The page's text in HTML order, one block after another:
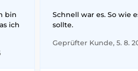
bin
ich
Schnell war es. So wie
sollte.
Geprüfter Kunde, 5. 8.